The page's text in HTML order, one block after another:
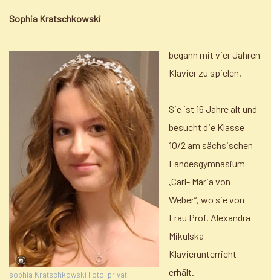
Sophia Kratschkowski
sophia Kratschkowski Foto: privat
begann mit vier Jahren
Klavier zu spielen.
Sie ist 16 Jahre alt und
besucht die Klasse
10/2 am sächsischen
Landesgymnasium
„Carl- Maria von
Weber“, wo sie von
Frau Prof. Alexandra
Mikulska
Klavierunterricht
erhält.